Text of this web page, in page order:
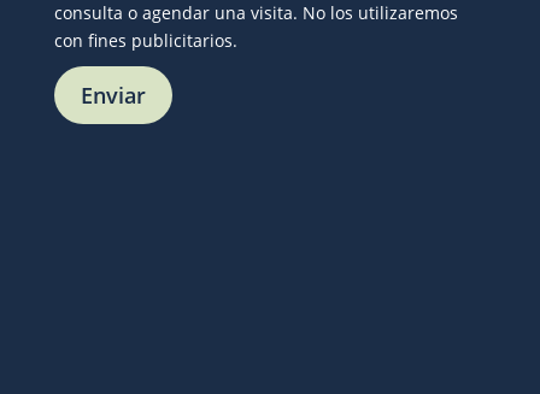
consulta o agendar una visita. No los utilizaremos
con fines publicitarios.